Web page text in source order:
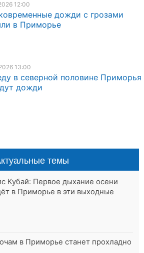
12:00
дожди с грозами
в Приморье
13:00
в северной половине Приморья
дожди
темы
Кубай: Первое дыхание осени
в Приморье в эти выходные
в Приморье станет прохладно